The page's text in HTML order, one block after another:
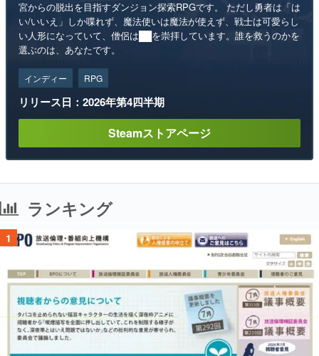
宮からの脱出を目指すダンジョン探索RPGです。 ただし勇者は「は
い/いいえ」しか喋れず、魔法使いは魔法が使えず、戦士は可愛らし
い人形になっていて、僧侶は██を崇拝しています。誰を救うのかを
選ぶのは、あなたです。
インディー RPG
リリース日：2026年第4四半期
Steamストアページ
ランキング
1